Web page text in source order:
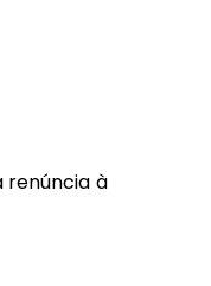
renúncia à